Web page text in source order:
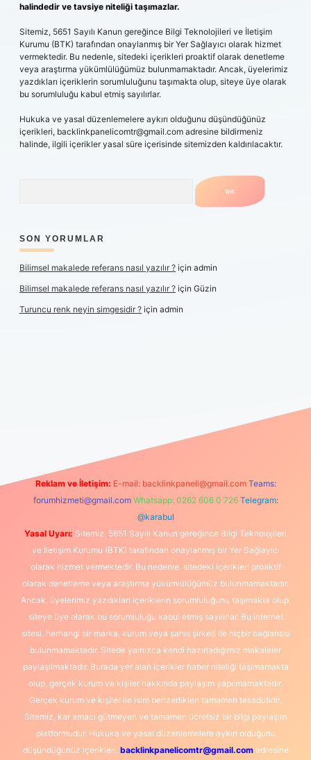
halindedir ve tavsiye niteliği taşımazlar.
Sitemiz, 5651 Sayılı Kanun gereğince Bilgi Teknolojileri ve İletişim
Kurumu (BTK) tarafından onaylanmış bir Yer Sağlayıcı olarak hizmet
vermektedir. Bu nedenle, sitedeki içerikleri proaktif olarak denetleme
veya araştırma yükümlülüğümüz bulunmamaktadır. Ancak, üyelerimiz
yazdıkları içeriklerin sorumluluğunu taşımakta olup, siteye üye olarak
bu sorumluluğu kabul etmiş sayılırlar.
Hukuka ve yasal düzenlemelere aykırı olduğunu düşündüğünüz
içerikleri, backlinkpanelicomtr@gmail.com adresine bildirmeniz
halinde, ilgili içerikler yasal süre içerisinde sitemizden kaldırılacaktır.
SON YORUMLAR
Bilimsel makalede referans nasıl yazılır ? için admin
Bilimsel makalede referans nasıl yazılır ? için Güzin
Turuncu renk neyin simgesidir ? için admin
Reklam ve İletişim: E-mail: backlinkpaneli@gmail.com Teams:
forumhizmeti@gmail.com Whatsapp: 0262 606 0 726 Telegram:
@karabul
Yasal Uyarı: Sitemiz, 5651 Sayılı Kanun gereğince Bilgi Teknolojileri
ve İletişim Kurumu (BTK) tarafından onaylanmış bir Yer Sağlayıcı
olarak hizmet vermektedir. Bu nedenle, sitedeki içerikleri proaktif
olarak denetleme veya araştırma yükümlülüğümüz bulunmamaktadır.
Ancak, üyelerimiz yazdıkları içeriklerin sorumluluğunu taşımakta olup,
siteye üye olarak bu sorumluluğu kabul etmiş sayılırlar. Bu internet
sitesi, herhangi bir marka, kurum veya şahıs şirketi ile hiçbir bağlantısı
bulunmamaktadır. Sitede yalnızca kendi hazırladığımız makaleler
paylaşılmaktadır. Burada yer alan içerikler haber niteliği taşımamakta
olup, gerçek kurum ve kişiler hakkında paylaşım yapılmamaktadır.
Gerçek kurum ve kişiler ile isim benzerlikleri tamamen tesadüfidir.
Sitemiz, kar amacı gütmeyen ve tamamen ücretsiz bir bilgi paylaşım
platformudur. Hukuka ve yasal düzenlemelere aykırı olduğunu
düşündüğünüz içerikleri, backlinkpanelicomtr@gmail.comadresine